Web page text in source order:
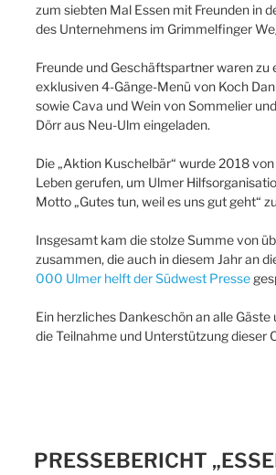
zum siebten Mal Essen mit Freunden in
des Unternehmens im Grimmelfinger
Freunde und Geschäftspartner waren zu
exklusiven 4-Gänge-Menü von Koch
sowie Cava und Wein von Sommelier
Dörr aus Neu-Ulm eingeladen.
Die „Aktion Kuschelbär“ wurde 2018
Leben gerufen, um Ulmer
Motto „Gutes tun, weil es uns gut geht“
Insgesamt kam die stolze Summe von
zusammen, die auch in diesem Jahr an
000 Ulmer helft der Südwest Presse
Ein herzliches Dankeschön an alle Gäste
die Teilnahme und Unterstützung dieser
PRESSEBERICHT